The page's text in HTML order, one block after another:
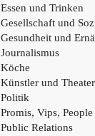
Essen und Trinken
Gesellschaft und
Gesundheit und
Journalismus
Köche
Künstler und Theater
Politik
Promis, Vips, People
Public Relations